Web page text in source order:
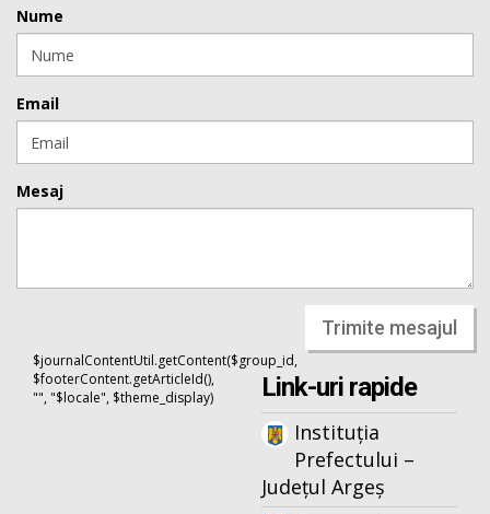
Nume
Email
Mesaj
Trimite mesajul
$journalContentUtil.getContent($group_id,
$footerContent.getArticleId(),
"", "$locale", $theme_display)
Link-uri rapide
Instituția
Prefectului –
Județul Argeș